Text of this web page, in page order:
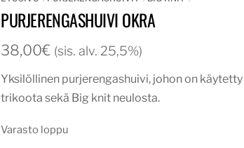
PURJERENGASHUIVI OKRA
38,00€ (sis. alv. 25,5%)
Yksilöllinen purjerengashuivi, johon on
trikoota sekä Big knit neulosta.
Varasto loppu